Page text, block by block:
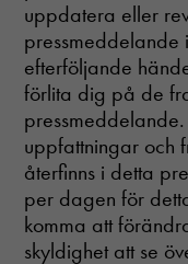
uppdatera eller
pressmeddelande
efterföljande
förlita dig på de
uppfattningar och
återfinns i detta
per dagen för
komma att
skyldighet att se